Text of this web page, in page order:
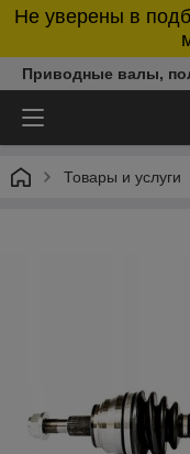
Не уверены в
Приводные валы,
Товары и услуги